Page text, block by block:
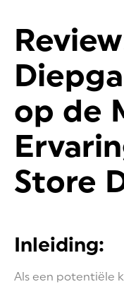
op de
Store
Inleiding:
Als een potentiële